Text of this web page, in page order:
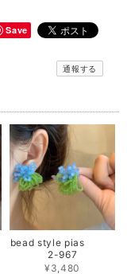
Save
通報する
bead style pias
2-967
¥3,480